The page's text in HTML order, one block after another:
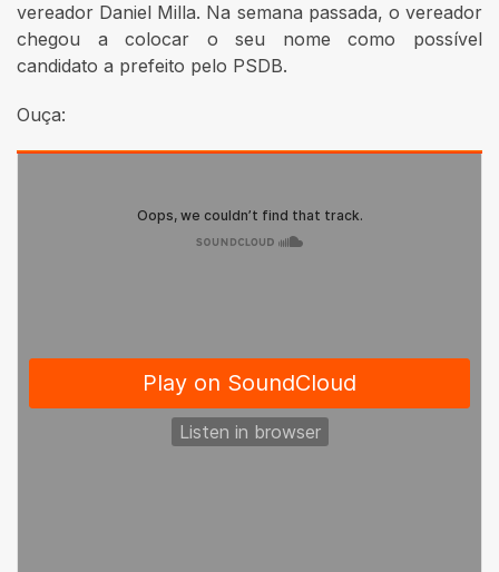
vereador Daniel Milla. Na semana passada, o vereador
chegou a colocar o seu nome como possível
candidato a prefeito pelo PSDB.
Ouça: